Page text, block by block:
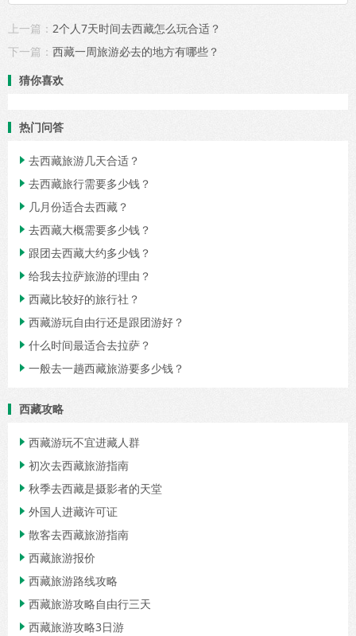
上一篇： 2个人7天时间去西藏怎么玩合适？
下一篇： 西藏一周旅游必去的地方有哪些？
猜你喜欢
热门问答
 去西藏旅游几天合适？
 去西藏旅行需要多少钱？
 几月份适合去西藏？
 去西藏大概需要多少钱？
 跟团去西藏大约多少钱？
 给我去拉萨旅游的理由？
 西藏比较好的旅行社？
 西藏游玩自由行还是跟团游好？
 什么时间最适合去拉萨？
 一般去一趟西藏旅游要多少钱？
西藏攻略
 西藏游玩不宜进藏人群
 初次去西藏旅游指南
 秋季去西藏是摄影者的天堂
 外国人进藏许可证
 散客去西藏旅游指南
 西藏旅游报价
 西藏旅游路线攻略
 西藏旅游攻略自由行三天
 西藏旅游攻略3日游